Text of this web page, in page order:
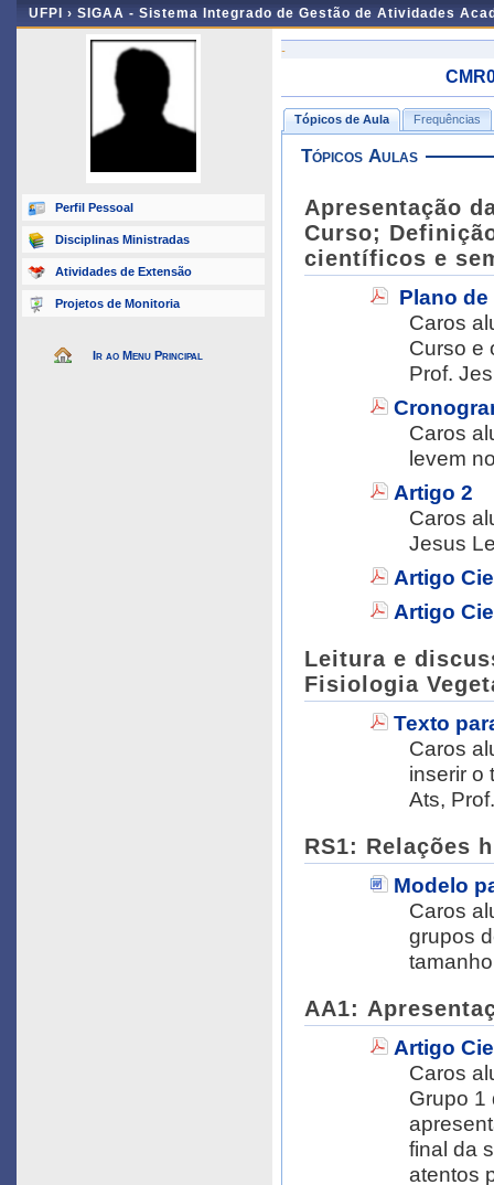
UFPI › SIGAA - Sistema Integrado de Gestão de Atividades
Perfil Pessoal
Disciplinas Ministradas
Atividades de Extensão
Projetos de Monitoria
Ir ao Menu Principal
-
Tópicos de Aula Frequências
Tópicos Aulas
Apresentação
Curso;
científicos e
Plano
Caros alunos, Por favor,
Curso e o
Prof.
Caros alunos, Por favor, imprimam
Artigo 2
Caros
Jesus
Artigo
Artigo
Leitura e
Fisiologia
Texto
Caros
inserir o
Ats,
RS1: Relações
Modelo
Caros alunos, Este MODELO
grupos
AA1:
Artigo
Caros alunos, Este é o primeiro
Grupo 1
final da
atentos